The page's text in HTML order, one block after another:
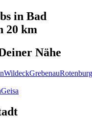
in Bad
20 km
Nähe
WildeckGrebenauRotenburg
Geisa